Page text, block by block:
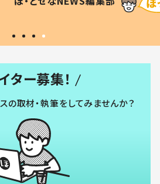
い」
ター募集！
の取材・執筆をしてみませんか？